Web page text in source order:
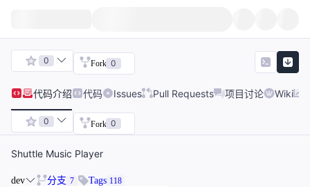
0 Fork 0
代码介绍 代码 Issues Pull Requests 项目讨论 Wiki
0 Fork 0
Shuttle Music Player
dev 分支 7 Tags 118